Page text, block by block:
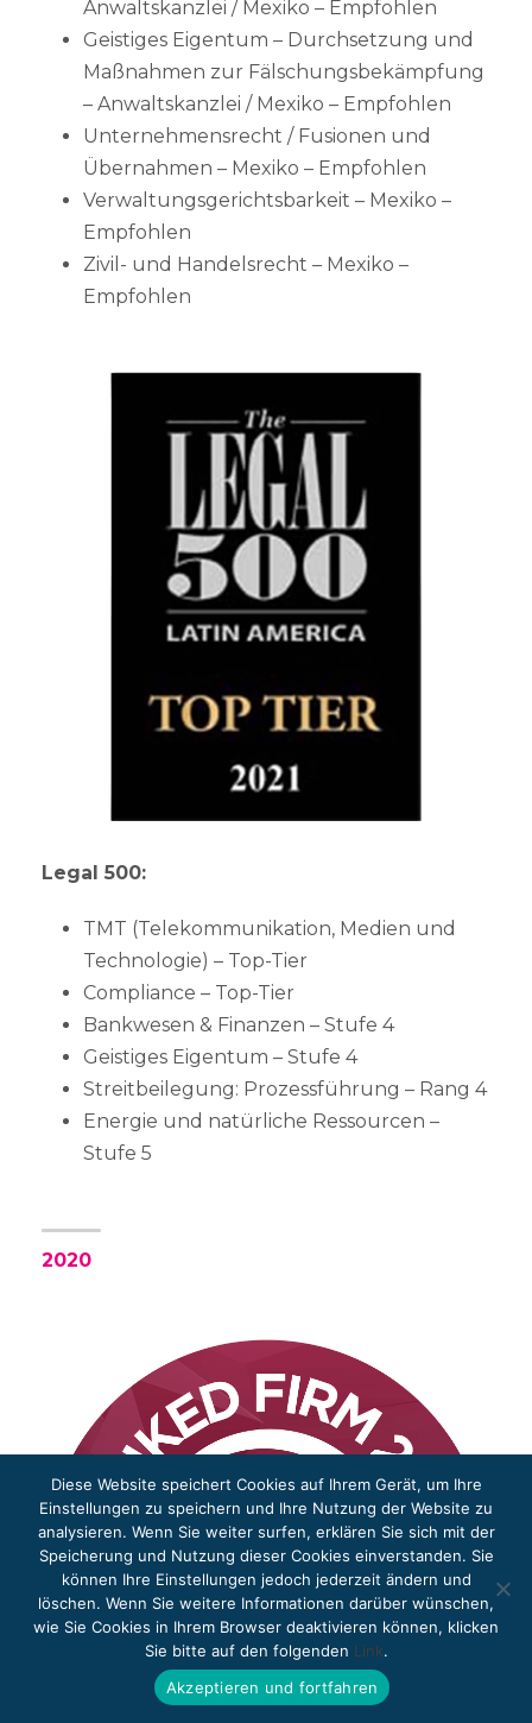
Anwaltskanzlei / Mexiko – Empfohlen
Geistiges Eigentum – Durchsetzung und
Maßnahmen zur Fälschungsbekämpfung
– Anwaltskanzlei / Mexiko – Empfohlen
Unternehmensrecht / Fusionen und
Übernahmen – Mexiko – Empfohlen
Verwaltungsgerichtsbarkeit – Mexiko –
Empfohlen
Zivil- und Handelsrecht – Mexiko –
Empfohlen
Legal 500:
TMT (Telekommunikation, Medien und
Technologie) – Top-Tier
Compliance – Top-Tier
Bankwesen & Finanzen – Stufe 4
Geistiges Eigentum – Stufe 4
Streitbeilegung: Prozessführung – Rang 4
Energie und natürliche Ressourcen –
Stufe 5
2020
Diese Website speichert Cookies auf Ihrem Gerät, um Ihre
Einstellungen zu speichern und Ihre Nutzung der Website zu
analysieren. Wenn Sie weiter surfen, erklären Sie sich mit der
Speicherung und Nutzung dieser Cookies einverstanden. Sie
können Ihre Einstellungen jedoch jederzeit ändern und
löschen. Wenn Sie weitere Informationen darüber wünschen,
wie Sie Cookies in Ihrem Browser deaktivieren können, klicken
Sie bitte auf den folgenden Link.
Akzeptieren und fortfahren